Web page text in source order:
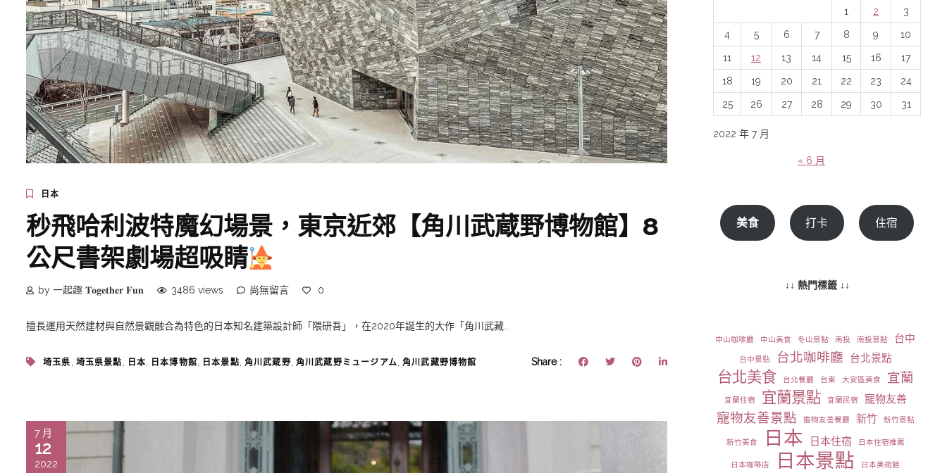
日本
秒飛哈利波特魔幻場景，東京近郊【角川武蔵野博物館】8
公尺書架劇場超吸睛
by 一起趣 𝐓𝐨𝐠𝐞𝐭𝐡𝐞𝐫 𝐅𝐮𝐧 3486 views 尚無留言 0
擅長運用天然建材與自然景觀融合為特色的日本知名建築設計師「隈研吾」，在2020年誕生的大作「角川武藏...
埼玉県 埼玉県景點 日本 日本博物館 日本景點 角川武蔵野 角川武蔵野ミュージアム ,角川武藏野博物館 Share :
7 月
12
2022
2022 年 7 月
1 2 3
4 5 6 7 8 9 10
11 12 13 14 15 16 17
18 19 20 21 22 23 24
25 26 27 28 29 30 31
« 6 月
美食 打卡 住宿
↓↓ 熱門標籤 ↓↓
中山咖啡廳 中山美食 冬山景點 南投 南投景點 台中
台中景點 台北咖啡廳 台北景點
台北美食 台北餐廳 台東 大安區美食 宜蘭
宜蘭住宿 宜蘭景點 宜蘭民宿 寵物友善
寵物友善景點 寵物友善餐廳 新竹 新竹景點
新竹美食 日本 日本住宿 日本住宿推薦
日本咖啡店 日本景點 日本美術館